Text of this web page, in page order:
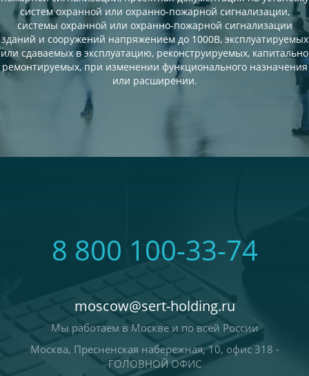
систем охранной или охранно-пожарной сигнализации,
системы охранной или охранно-пожарной сигнализации
зданий и сооружений напряжением до 1000В, эксплуатируемых
или сдаваемых в эксплуатацию, реконструируемых, капитально
ремонтируемых, при изменении функционального назначения
или расширении.
8 800 100-33-74
moscow@sert-holding.ru
Мы работаем в Москве и по всей России
Москва, Пресненская набережная, 10, офис 318 -
ГОЛОВНОЙ ОФИС